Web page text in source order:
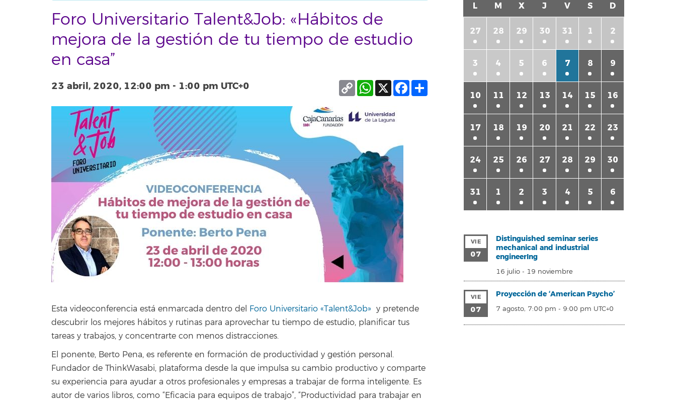
Foro Universitario Talent&Job: «Hábitos de
mejora de la gestión de tu tiempo de estudio
en casa”
23 abril, 2020, 12:00 pm - 1:00 pm UTC+0 Compartir
Facebook
X
WhatsApp
Copy
Link
Esta videoconferencia está enmarcada dentro del Foro Universitario «Talent&Job» y pretende
descubrir los mejores hábitos y rutinas para aprovechar tu tiempo de estudio, planificar tus
tareas y trabajos, y concentrarte con menos distracciones.
El ponente, Berto Pena, es referente en formación de productividad y gestión personal.
Fundador de ThinkWasabi, plataforma desde la que impulsa su cambio productivo y comparte
su experiencia para ayudar a otros profesionales y empresas a trabajar de forma inteligente. Es
autor de varios libros, como “Eficacia para equipos de trabajo”, “Productividad para trabajar en
L M X J V S D
27 28 29 30 31 1 2
3 4 5 6 7 8 9
10 11 12 13 14 15 16
17 18 19 20 21 22 23
24 25 26 27 28 29 30
31 1 2 3 4 5 6
VIE
07
Distinguished seminar series
mechanical and industrial
engineerIng
16 julio - 19 noviembre
VIE
07
Proyección de ‘American Psycho’
7 agosto, 7:00 pm - 9:00 pm UTC+0